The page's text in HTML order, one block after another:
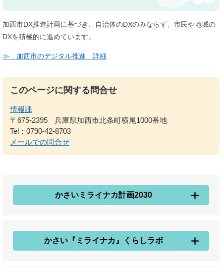
加西市DX推進計画に基づき、自治体のDXのみならず、市民や地域の
DXを積極的に進めています。
≫ 加西市のデジタル推進 詳細
このページに関する問合せ
情報課
〒675-2395
兵庫県加西市北条町横尾1000番地
Tel：0790-42-8703
メールでの問合せ
かさいミライナカ計画2030
かさい『ミライナカ』くらしラボ